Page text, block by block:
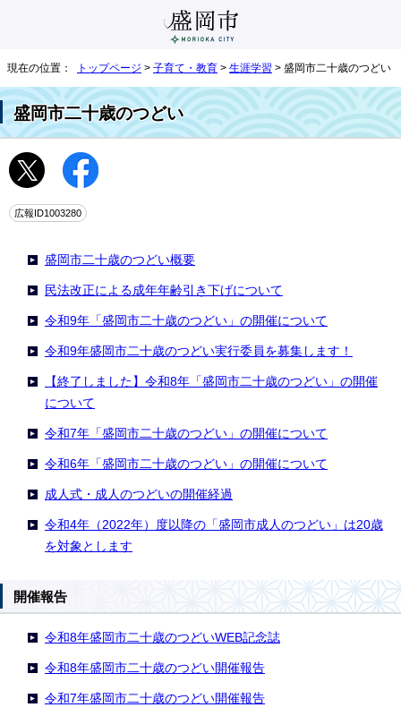
現在の位置： トップページ > 子育て・教育 > 生涯学習 > 盛岡市二十歳のつどい
盛岡市二十歳のつどい
広報ID1003280
盛岡市二十歳のつどい概要
民法改正による成年年齢引き下げについて
令和9年「盛岡市二十歳のつどい」の開催について
令和9年盛岡市二十歳のつどい実行委員を募集します！
【終了しました】令和8年「盛岡市二十歳のつどい」の開催
について
令和7年「盛岡市二十歳のつどい」の開催について
令和6年「盛岡市二十歳のつどい」の開催について
成人式・成人のつどいの開催経過
令和4年（2022年）度以降の「盛岡市成人のつどい」は20歳
を対象とします
開催報告
令和8年盛岡市二十歳のつどいWEB記念誌
令和8年盛岡市二十歳のつどい開催報告
令和7年盛岡市二十歳のつどい開催報告